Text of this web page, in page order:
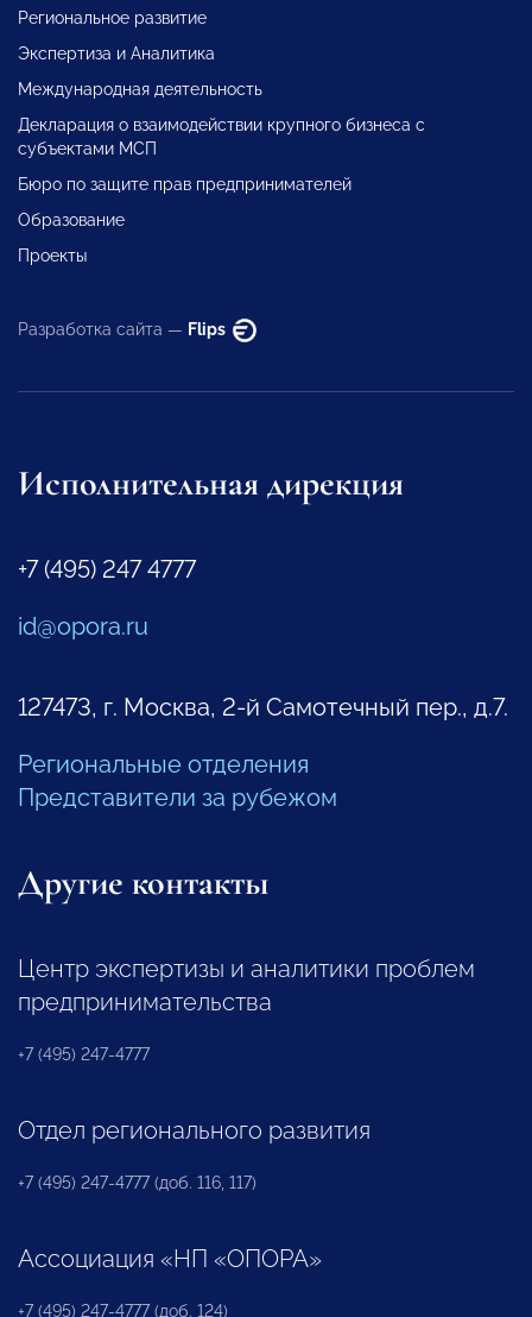
Региональное развитие
Экспертиза и Аналитика
Международная деятельность
Декларация о взаимодействии крупного бизнеса с
субъектами МСП
Бюро по защите прав предпринимателей
Образование
Проекты
Разработка сайта — Flips
Исполнительная дирекция
+7 (495) 247 4777
id@opora.ru
127473, г. Москва, 2-й Самотечный пер., д.7.
Региональные отделения
Представители за рубежом
Другие контакты
Центр экспертизы и аналитики проблем
предпринимательства
+7 (495) 247-4777
Отдел регионального развития
+7 (495) 247-4777 (доб. 116, 117)
Ассоциация «НП «ОПОРА»
+7 (495) 247-4777 (доб. 124)